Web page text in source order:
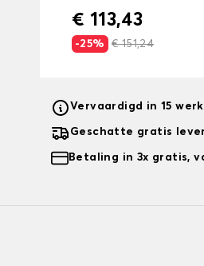
€ 113,43
-25% € 151,24
Vervaardigd in 15
Geschatte gratis
Betaling in 3x gratis,